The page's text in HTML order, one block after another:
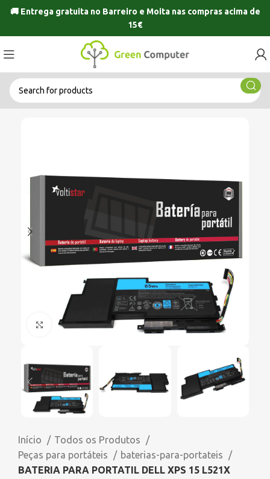
🚚 Entrega gratuita no Barreiro e Moitanas compras acima de
15€
Click to enlarge
Início
Todos os Produtos
Peças para portáteis
baterias-para-portateis
BATERIA PARA PORTATIL DELL XPS 15 L521X